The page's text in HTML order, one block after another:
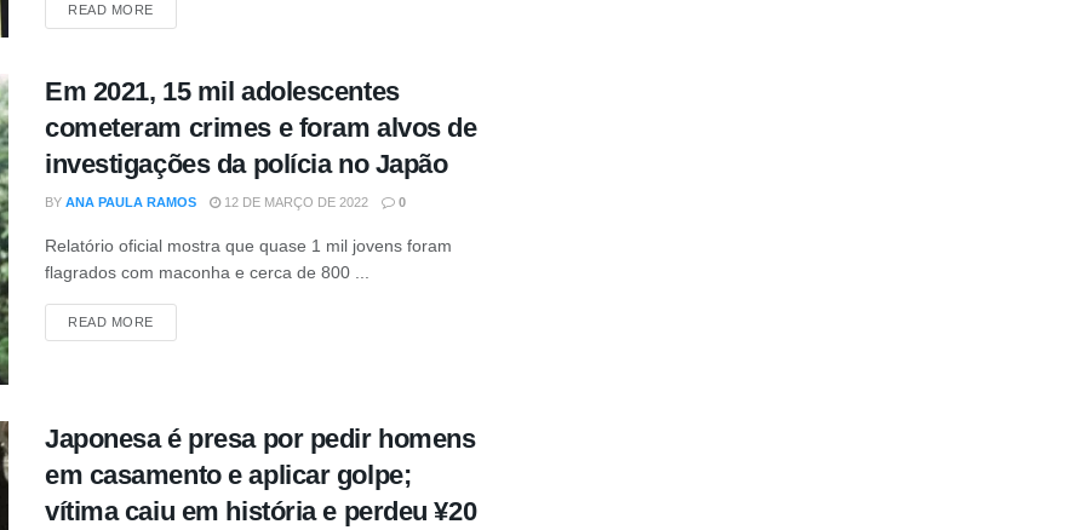
READ MOREDETAILS
Em 2021, 15 mil adolescentes
cometeram crimes e foram alvos de
investigações da polícia no Japão
BY ANA PAULA RAMOS 12 DE MARÇO DE 2022 0
Relatório oficial mostra que quase 1 mil jovens foram
flagrados com maconha e cerca de 800 ...
READ MOREDETAILS
Japonesa é presa por pedir homens
em casamento e aplicar golpe;
vítima caiu em história e perdeu ¥20